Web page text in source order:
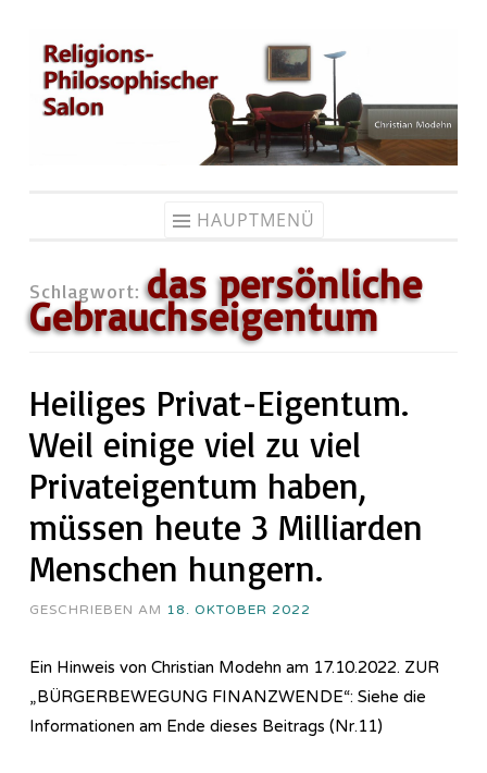
Zum
Inhalt
springen
HAUPTMENÜ
Schlagwort:das persönliche
Gebrauchseigentum
Heiliges Privat-Eigentum.
Weil einige viel zu viel
Privateigentum haben,
müssen heute 3 Milliarden
Menschen hungern.
GESCHRIEBEN AM 18. OKTOBER 2022
Ein Hinweis von Christian Modehn am 17.10.2022. ZUR
„BÜRGERBEWEGUNG FINANZWENDE“: Siehe die
Informationen am Ende dieses Beitrags (Nr.11)